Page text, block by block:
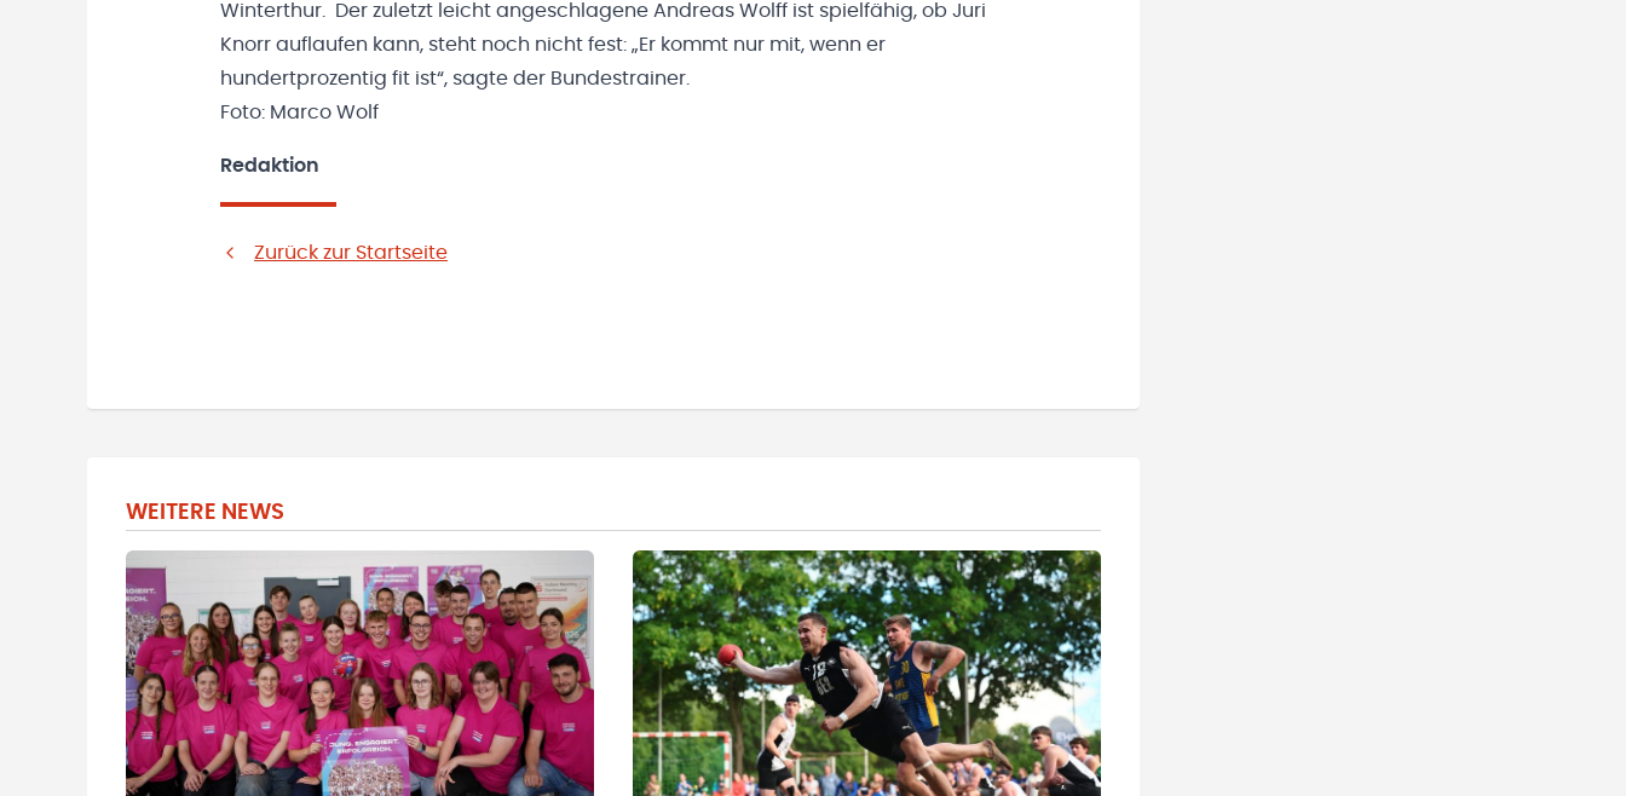
Winterthur. Der zuletzt leicht angeschlagene Andreas Wolff ist spielfähig, ob Juri
Knorr auflaufen kann, steht noch nicht fest: „Er kommt nur mit, wenn er
hundertprozentig fit ist“, sagte der Bundestrainer.
Foto: Marco Wolf
Redaktion
Zurück zur Startseite
WEITERE NEWS